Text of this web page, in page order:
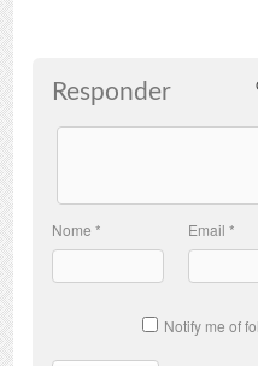
Responder
Nome* Email *
Notify me of